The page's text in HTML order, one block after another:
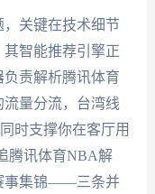
，关键在技术细节
其智能推荐引擎正
责解析腾讯体育
量分流，台湾线
时支撑你在客厅用
腾讯体育NBA解
事集锦——三条并